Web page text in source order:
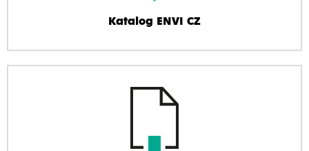
Katalog ENVI CZ